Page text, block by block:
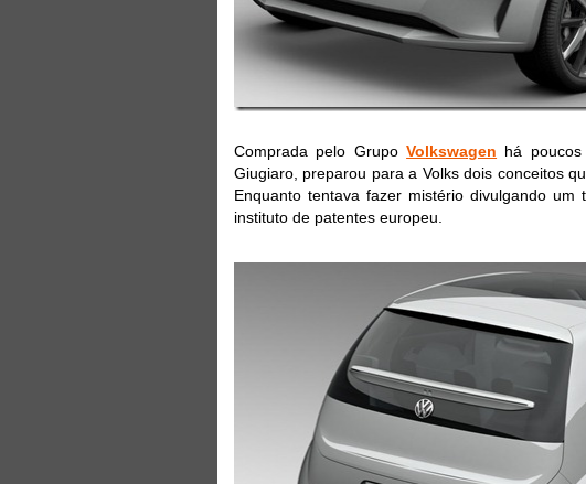
Comprada pelo GrupoVolkswagen há
Giugiaro, preparou para a Volks dois conceitos
Enquanto tentava fazer mistério divulgando
instituto de patentes europeu.